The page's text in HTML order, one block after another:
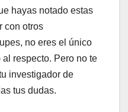
hayas notado estas
con otros
no eres el único
respecto. Pero no te
investigador de
tus dudas.